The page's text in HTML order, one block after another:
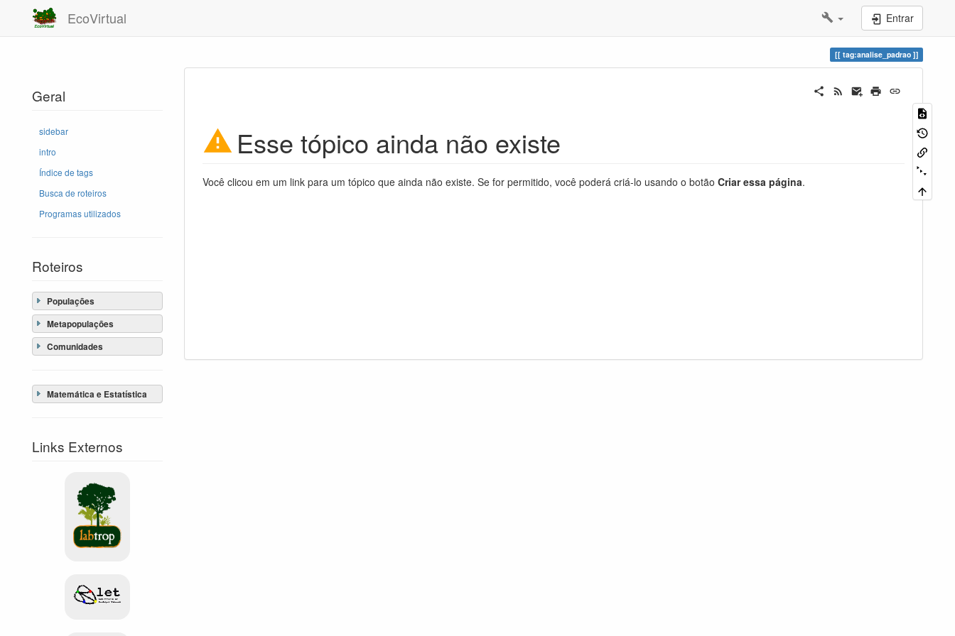
EcoVirtual Entrar
tag:analise_padrao
Geral
sidebar
intro
Índice de tags
Busca de roteiros
Programas utilizados
Roteiros
Populações
Metapopulações
Comunidades
Matemática e Estatística
Links Externos
Esse tópico ainda não existe
Você clicou em um link para um tópico que ainda não existe. Se for permitido, você poderá criá-lo usando o botão Criar essa página.